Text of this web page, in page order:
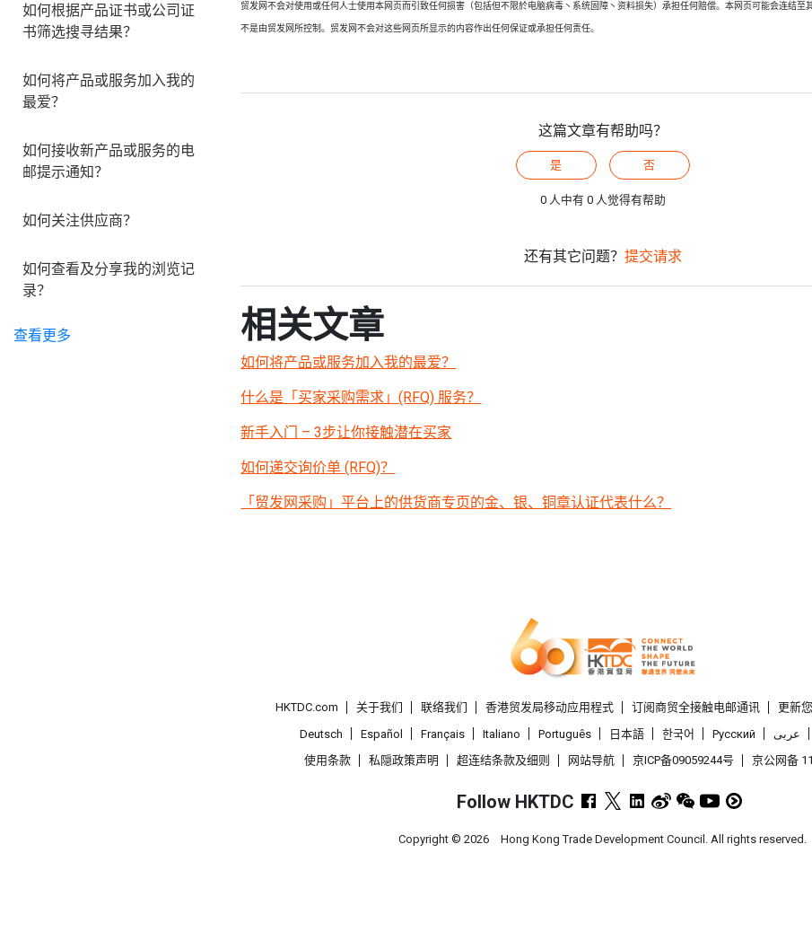
如何根据产品证书或公司证
书筛选搜寻结果？
如何将产品或服务加入我的
最爱？
如何接收新产品或服务的电
邮提示通知？
如何关注供应商？
如何查看及分享我的浏览记
录？
查看更多
贸发网不会对使用或任何人士使用本网页而引致任何损害（包括但不限於电脑病毒丶系统固障丶资料损失）承担任何赔偿。本网页可能会连结至
不是由贸发网所控制。贸发网不会对这些网页所显示的内容作出任何保证或承担任何责任。
这篇文章有帮助吗？
是 否
0 人中有 0 人觉得有帮助
还有其它问题？ 提交请求
相关文章
如何将产品或服务加入我的最爱？
什么是「买家采购需求」(RFQ) 服务？
新手入门 – 3步让你接触潜在买家
如何递交询价单 (RFQ)？
「贸发网采购」平台上的供货商专页的金、银、铜章认证代表什么？
HKTDC.com 关于我们 联络我们 香港贸发局移动应用程式 订阅商贸全接触电邮通讯 更新
Deutsch Español Français Italiano Português 日本語 한국어 Pусский عربى
使用条款
私隠政策声明 超连结条款及细则 网站导航 京ICP备09059244号 京公网备
Follow HKTDC
Copyright ©2026 Hong Kong Trade Development Council. All rights reserved.